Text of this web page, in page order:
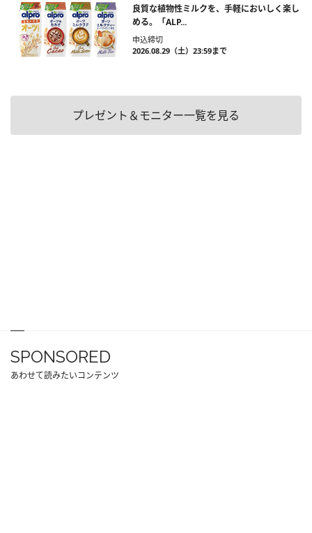
良質な植物性ミルクを、手軽においしく楽し
める。「ALP...
申込締切
2026.08.29（土）23:59まで
プレゼント＆モニター一覧を見る
SPONSORED
あわせて読みたいコンテンツ